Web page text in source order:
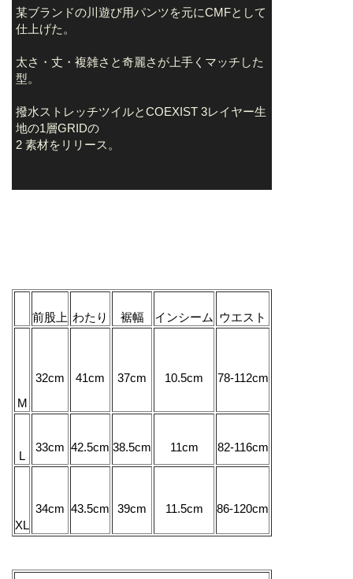
某ブランドの川遊び用パンツを元にCMFとして
仕上げた。
太さ・丈・複雑さと奇麗さが上手くマッチした
型。
撥水ストレッチツイルとCOEXIST 3レイヤー生
地の1層GRIDの
2 素材をリリース。
前股上 わたり 裾幅 インシーム ウエスト
M
32cm 41cm 37cm 10.5cm 78-112cm
L
33cm 42.5cm 38.5cm 11cm 82-116cm
XL
34cm 43.5cm 39cm 11.5cm 86-120cm